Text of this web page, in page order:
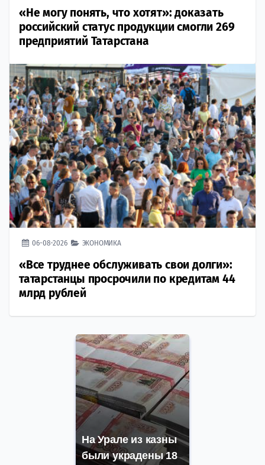
«Не могу понять, что хотят»: доказать
российский статус продукции смогли 269
предприятий Татарстана
06-08-2026 ЭКОНОМИКА
«Все труднее обслуживать свои долги»:
татарстанцы просрочили по кредитам 44
млрд рублей
На Урале из казны
были украдены 18